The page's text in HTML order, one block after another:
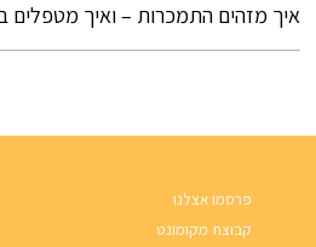
איך מזהים התמכרות – ואיך מטפלים
פרסמו אצלנו
קבוצת מקומונט